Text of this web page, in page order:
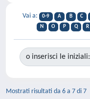
Vai a: 0-9 A B C
N
O P Q R
o inserisci le iniziali:
Mostrati risultati da 6 a 7 di 7